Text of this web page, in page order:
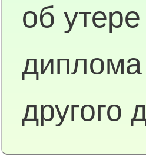
об утере
другого